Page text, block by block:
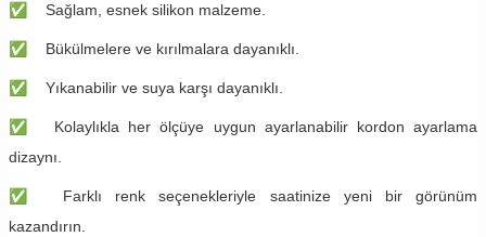
✅ Sağlam, esnek silikon malzeme.
✅ Bükülmelere ve kırılmalara dayanıklı.
✅ Yıkanabilir ve suya karşı dayanıklı.
✅ Kolaylıkla her ölçüye uygun ayarlanabilir kordon ayarlama
dizaynı.
✅ Farklı renk seçenekleriyle saatinize yeni bir görünüm
kazandırın.